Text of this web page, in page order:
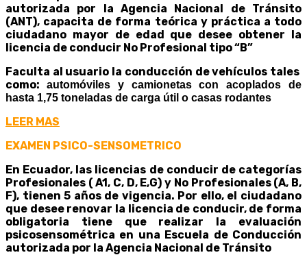
autorizada por la Agencia Nacional de Tránsito
(ANT), capacita de forma teórica y práctica a todo
ciudadano mayor de edad que desee obtener la
licencia de conducir No Profesional tipo “B”
Faculta al usuario la conducción de vehículos tales
como: automóviles y camionetas con acoplados de
hasta 1,75 toneladas de carga útil o casas rodantes
LEER MAS
EXAMEN PSICO-SENSOMETRICO
En Ecuador, las licencias de conducir de categorías
Profesionales ( A1, C, D, E,G) y No Profesionales (A, B,
F), tienen 5 años de vigencia. Por ello, el ciudadano
que desee renovar la licencia de conducir, de forma
obligatoria tiene que realizar la evaluación
psicosensométrica en una Escuela de Conducción
autorizada por la Agencia Nacional de Tránsito